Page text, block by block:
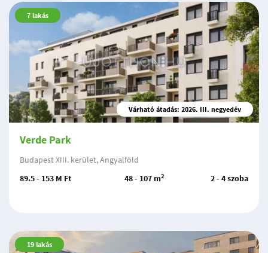
7 lakás
Várható átadás: 2026. III. negyedév
Verde Park
Budapest XIII. kerület, Angyalföld
89.5 - 153 M Ft
48 - 107 m2 2 - 4 szoba
19 lakás